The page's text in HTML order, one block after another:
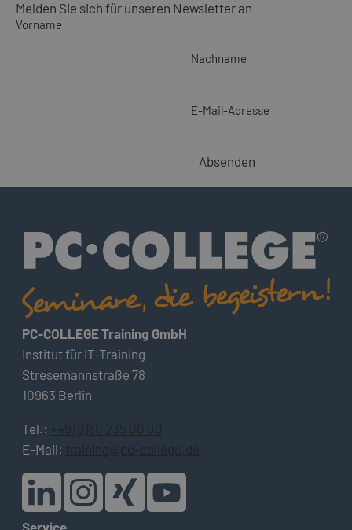
Melden Sie sich für unseren Newsletter an
Vorname
Nachname
E-Mail-Adresse
Absenden
PC-COLLEGE Training GmbH
Institut für IT-Training
Stresemannstraße 78
10963 Berlin
Tel.: +49 (0)30 235 00 00
E-Mail: training@pc-college.de